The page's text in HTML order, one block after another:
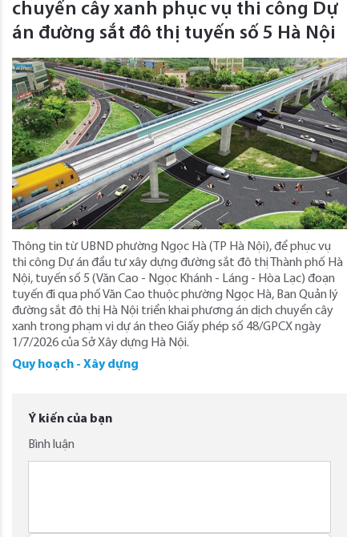
chuyển cây xanh phục vụ thi công Dự
án đường sắt đô thị tuyến số 5 Hà Nội
Thông tin từ UBND phường Ngọc Hà (TP Hà Nội), để phục vụ
thi công Dự án đầu tư xây dựng đường sắt đô thị Thành phố Hà
Nội, tuyến số 5 (Văn Cao - Ngọc Khánh - Láng - Hòa Lạc) đoạn
tuyến đi qua phố Văn Cao thuộc phường Ngọc Hà, Ban Quản lý
đường sắt đô thị Hà Nội triển khai phương án dịch chuyển cây
xanh trong phạm vi dự án theo Giấy phép số 48/GPCX ngày
1/7/2026 của Sở Xây dựng Hà Nội.
Quy hoạch - Xây dựng
Ý kiến của bạn
Bình luận